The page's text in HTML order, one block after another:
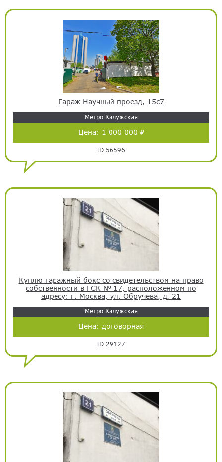
Гараж Научный проезд, 15с7
Метро Калужская
Цена: 1 000 000 ₽
ID 56596
Куплю гаражный бокс со свидетельством на право
собственности в ГСК № 17, расположенном по
адресу: г. Москва, ул. Обручева, д. 21
Метро Калужская
Цена: договорная
ID 29127